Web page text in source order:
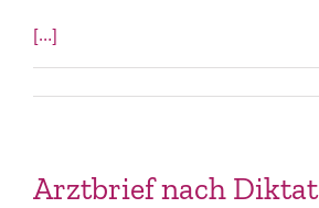
[…]
Arztbrief nach Diktat